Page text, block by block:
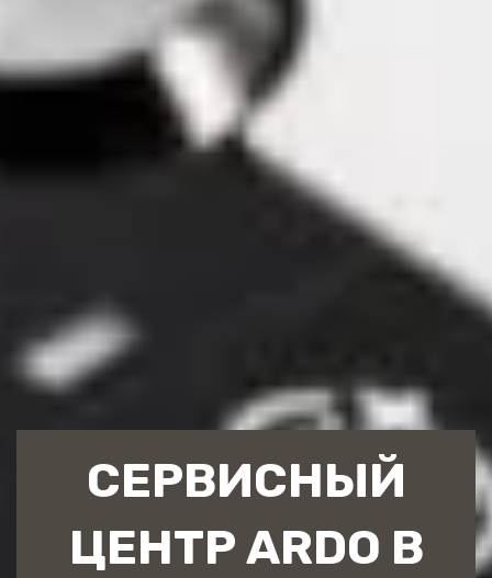
СЕРВИСНЫЙ
ЦЕНТР ARDO В